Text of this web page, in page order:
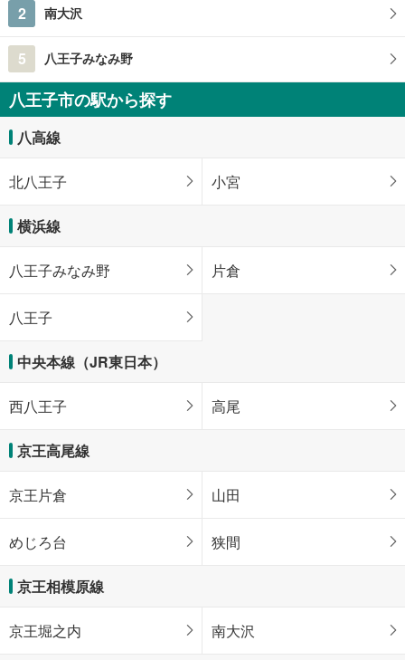
2 南大沢
5 八王子みなみ野
八王子市の駅から探す
八高線
北八王子 小宮
横浜線
八王子みなみ野 片倉
八王子
中央本線（JR東日本）
西八王子 高尾
京王高尾線
京王片倉 山田
めじろ台 狭間
京王相模原線
京王堀之内 南大沢